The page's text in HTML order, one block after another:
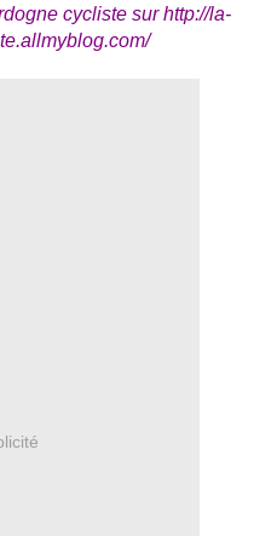
cycliste surhttp://la-